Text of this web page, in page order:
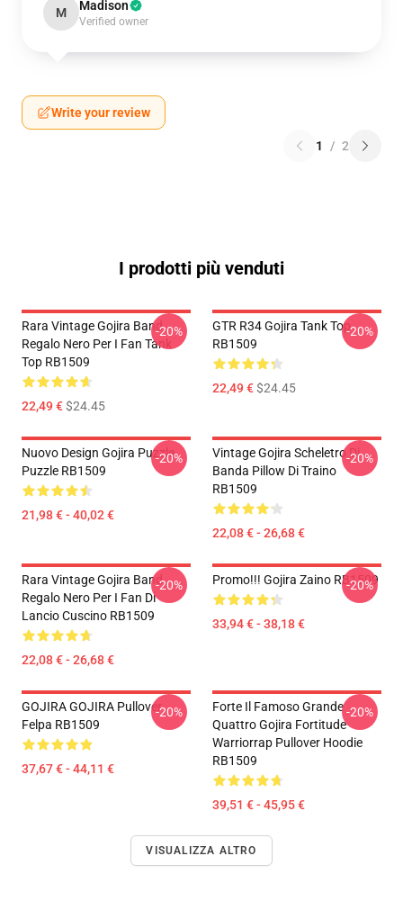
M Madison
Verified owner
Write your review
1 / 2
I prodotti più venduti
Rara Vintage Gojira Band
Regalo Nero Per I Fan Tank
Top RB1509
22,49 €$24.45
-20%
GTR R34 Gojira Tank Top
RB1509
22,49 €$24.45
-20%
Nuovo Design Gojira Puzzle
Puzzle RB1509
21,98 € - 40,02 €
-20%
Vintage Gojira Scheletro Di
Banda Pillow Di Traino
RB1509
22,08 € - 26,68 €
-20%
Rara Vintage Gojira Band
Regalo Nero Per I Fan Di
Lancio Cuscino RB1509
22,08 € - 26,68 €
-20% Promo!!! Gojira Zaino RB1509
33,94 € - 38,18 €
-20%
GOJIRA GOJIRA Pullover
Felpa RB1509
37,67 € - 44,11 €
-20%
Forte Il Famoso Grande
Quattro Gojira Fortitude
Warriorrap Pullover Hoodie
RB1509
39,51 € - 45,95 €
-20%
VISUALIZZA ALTRO